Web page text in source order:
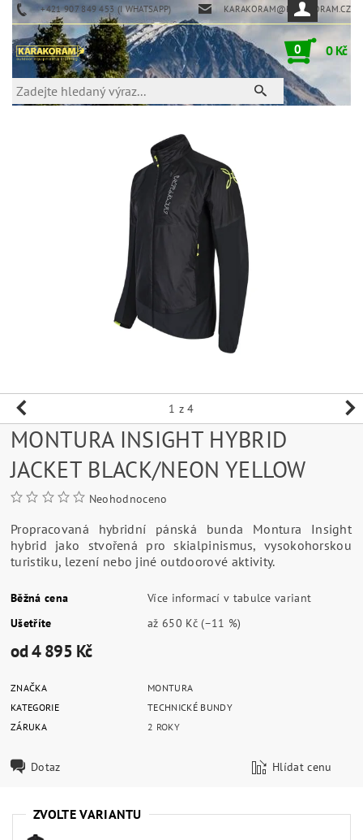
+421 907 849 453 (I WHATSAPP) KARAKORAM@KARAKORAM.CZ
0 0 Kč
1 z 4
MONTURA INSIGHT HYBRID
JACKET BLACK/NEON YELLOW
Neohodnoceno
Propracovaná hybridní pánská bunda Montura Insight
hybrid jako stvořená pro skialpinismus, vysokohorskou
turistiku, lezení nebo jiné outdoorové aktivity.
Běžná cena
Více informací v tabulce variant
Ušetříte
až 650 Kč(–11 %)
od 4 895 Kč
ZNAČKA
MONTURA
KATEGORIE
TECHNICKÉ BUNDY
ZÁRUKA
2 ROKY
Dotaz Hlídat cenu
ZVOLTE VARIANTU